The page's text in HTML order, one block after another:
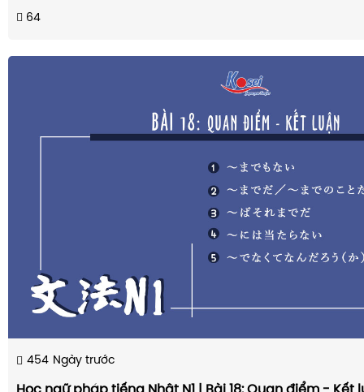
64
454 Ngày trước